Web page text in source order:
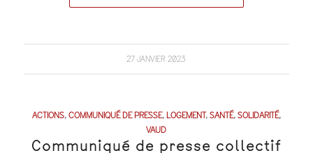
27 JANVIER 2023
ACTIONS,COMMUNIQUÉ DE PRESSE,LOGEMENT,SANTÉ,SOLIDARITÉ,
VAUD
Communiqué de presse collectif